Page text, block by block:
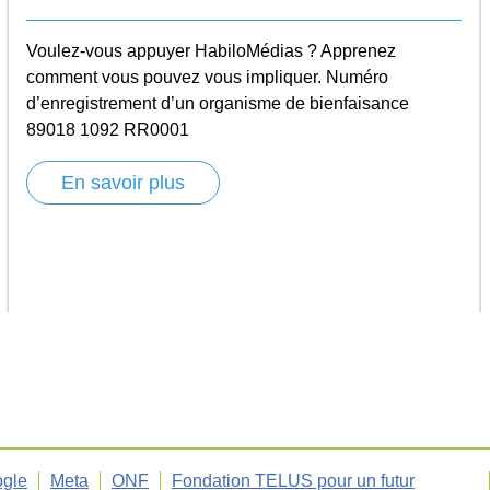
Voulez-vous appuyer HabiloMédias ? Apprenez
comment vous pouvez vous impliquer. Numéro
d’enregistrement d’un organisme de bienfaisance
89018 1092 RR0001
En savoir plus
Meta ONF Fondation TELUS pour un futur